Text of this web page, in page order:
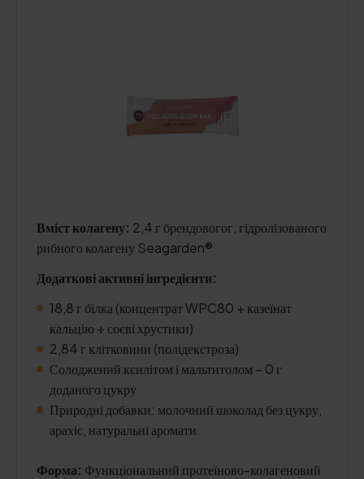
Вміст колагену: 2,4 г брендовогог, гідролізованого
рибного колагену Seagarden®
Додаткові активні інгредієнти:
18,8 г білка (концентрат WPC80 + казеїнат
кальцію + соєві хрустики)
2,84 г клітковини (полідекстроза)
Солоджений ксилітом і мальтитолом – 0 г
доданого цукру
Природні добавки: молочний шоколад без цукру,
арахіс, натуральні аромати
Форма: Функціональний протеїново-колагеновий